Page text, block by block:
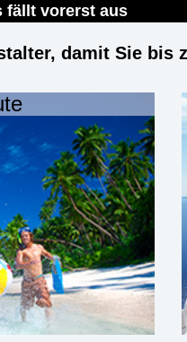
fällt vorerst aus
damit Sie bis